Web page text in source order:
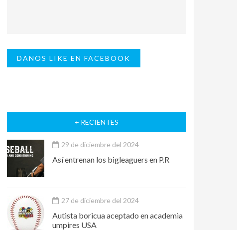
DANOS LIKE EN FACEBOOK
+ RECIENTES
29 de diciembre del 2024
Así entrenan los bigleaguers en P.R
27 de diciembre del 2024
Autista boricua aceptado en academia
umpires USA